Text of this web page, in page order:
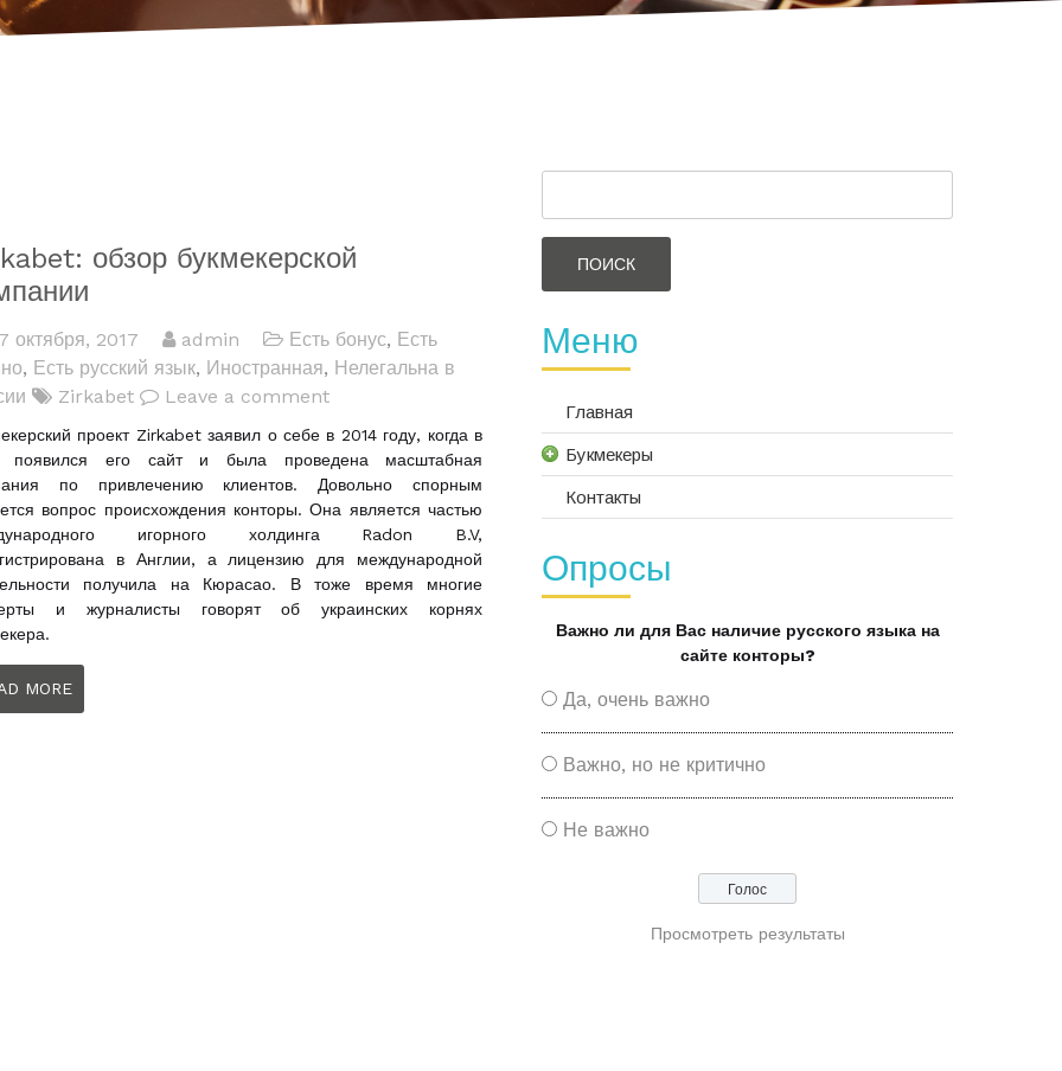
обзор букмекерской
октября, 2017 admin Есть бонус, Есть
, Есть русский язык, Иностранная, Нелегальна в
Zirkabet Leave a comment
проект Zirkabet заявил о себе в 2014 году, когда в
появился его сайт и была проведена масштабная
по привлечению клиентов. Довольно спорным
вопрос происхождения конторы. Она является частью
игорного холдинга Radon B.V,
в Англии, а лицензию для международной
получила на Кюрасао. В тоже время многие
и журналисты говорят об украинских корнях
MORE
Меню
Главная
Букмекеры
Контакты
Опросы
Важно ли для Вас наличие русского языка на
сайте конторы?
Да, очень важно
Важно, но не критично
Не важно
Просмотреть результаты